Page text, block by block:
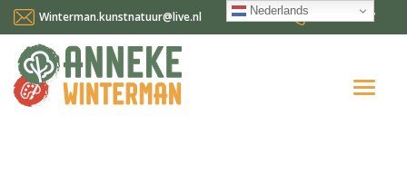
Winterman.kunstnatuur@live.nl 0641124587
Nederlands